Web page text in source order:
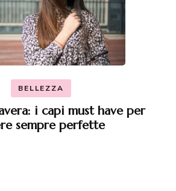
BELLEZZA
i capi must have per
sempre perfette